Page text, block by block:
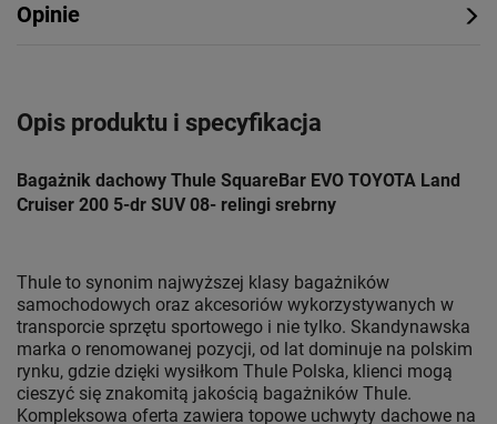
Opinie
Opis produktu i specyfikacja
Bagażnik dachowy Thule SquareBar EVO TOYOTA Land
Cruiser 200 5-dr SUV 08- relingi srebrny
Thule to synonim najwyższej klasy bagażników
samochodowych oraz akcesoriów wykorzystywanych w
transporcie sprzętu sportowego i nie tylko. Skandynawska
marka o renomowanej pozycji, od lat dominuje na polskim
rynku, gdzie dzięki wysiłkom Thule Polska, klienci mogą
cieszyć się znakomitą jakością bagażników Thule.
Kompleksowa oferta zawiera topowe uchwyty dachowe na